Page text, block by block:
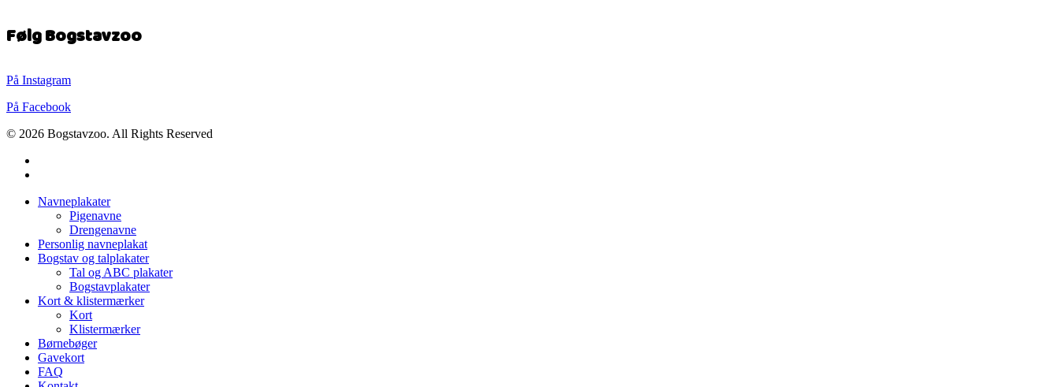
Følg Bogstavzoo
På Instagram
På Facebook
© 2026 Bogstavzoo. All Rights Reserved
Close
Navneplakater
Pigenavne
Drengenavne
Personlig navneplakat
Bogstav og talplakater
Tal og ABC plakater
Bogstavplakater
Kort & klistermærker
Kort
Klistermærker
Børnebøger
Gavekort
FAQ